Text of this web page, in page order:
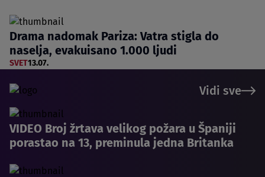
Drama nadomak Pariza: Vatra stigla do
naselja, evakuisano 1.000 ljudi
SVET13.07.
Vidi sve
VIDEO Broj žrtava velikog požara u Španiji
porastao na 13, preminula jedna Britanka